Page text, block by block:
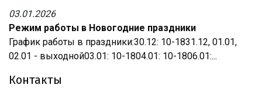
03.01.2026
Режим работы в Новогодние праздники
График работы в праздники:30.12: 10-1831.12, 01.01,
02.01 - выходной03.01: 10-1804.01: 10-1806.01:...
Контакты